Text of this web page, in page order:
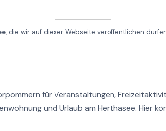
, die wir auf dieser Webseite veröffentlichen
für Veranstaltungen,
und Urlaub am Herthasee. Hier